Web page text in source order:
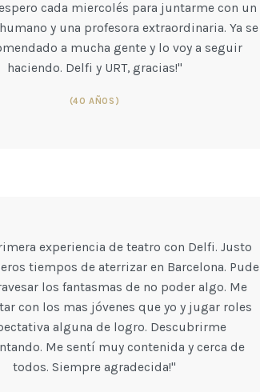
cada miercolés para juntarme con un
y una profesora extraordinaria. Ya se
a mucha gente y lo voy a seguir
haciendo. Delfi y URT, gracias!"
(40 AÑOS)
experiencia de teatro con Delfi. Justo
tiempos de aterrizar en Barcelona. Pude
los fantasmas de no poder algo. Me
con los mas jóvenes que yo y jugar roles
alguna de logro. Descubrirme
Me sentí muy contenida y cerca de
todos. Siempre agradecida!"